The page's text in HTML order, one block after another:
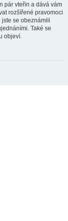
pár vteřin a dává vám
rozšířené pravomoci
jste se obeznámili
Také se
objeví.